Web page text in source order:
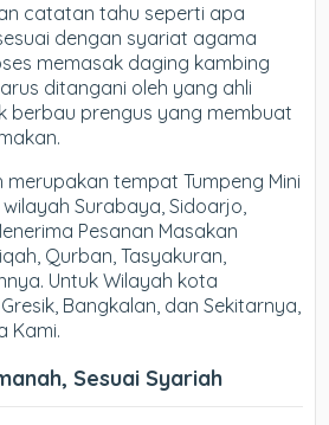
catatan tahu seperti apa
dengan syariat agama
memasak daging kambing
ditangani oleh yang ahli
berbau prengus yang membuat
merupakan tempat Tumpeng Mini
Surabaya, Sidoarjo,
Pesanan Masakan
Qurban, Tasyakuran,
Untuk Wilayah kota
Bangkalan, dan Sekitarnya,
Kami.
Sesuai Syariah